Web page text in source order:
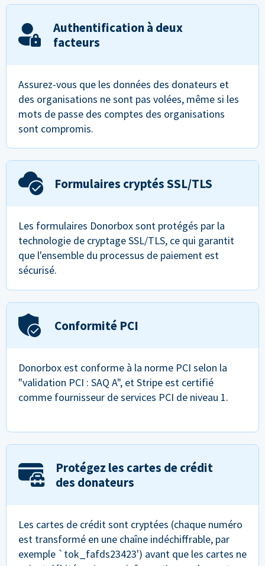
Authentification à deux
facteurs
Assurez-vous que les données des donateurs et
des organisations ne sont pas volées, même si les
mots de passe des comptes des organisations
sont compromis.
Formulaires cryptés SSL/TLS
Les formulaires Donorbox sont protégés par la
technologie de cryptage SSL/TLS, ce qui garantit
que l'ensemble du processus de paiement est
sécurisé.
Conformité PCI
Donorbox est conforme à la norme PCI selon la
"validation PCI : SAQ A", et Stripe est certifié
comme fournisseur de services PCI de niveau 1.
Protégez les cartes de crédit
des donateurs
Les cartes de crédit sont cryptées (chaque numéro
est transformé en une chaîne indéchiffrable, par
exemple `tok_fafds23423') avant que les cartes ne